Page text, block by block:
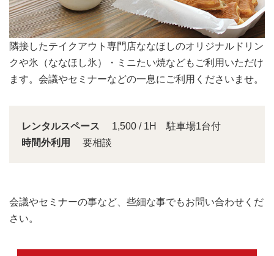
会議スペースは大きな窓から明るい日差しが入り込みま
す。
レンタルスペース
1,500 / 1H 駐車場1台付
時間外利用
要相談
会議やセミナーの事など、些細な事でもお問い合わせくだ
さい。